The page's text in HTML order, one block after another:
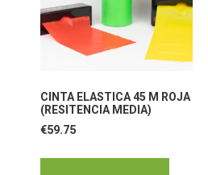
CINTA ELASTICA 45 M ROJA
(RESITENCIA MEDIA)
€59.75